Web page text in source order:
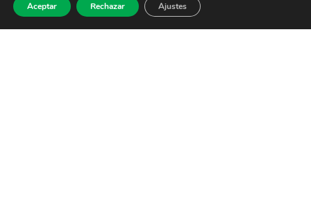
Aceptar Rechazar Ajustes